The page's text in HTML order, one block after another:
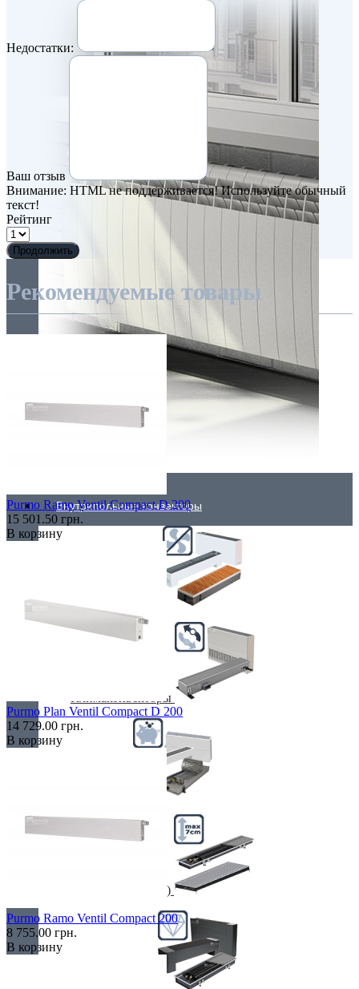
Внутрипольные конвекторы
Климаконвекторы
Низкие (до 70 мм)
Недостатки:
Ваш отзыв
Внимание: HTML не поддерживается! Используйте обычный
текст!
Рейтинг
Продолжить
Рекомендуемые товары
Purmo Ramo Ventil Compact D 200
15 501.50 грн.
В корзину
Purmo Plan Ventil Compact D 200
14 729.00 грн.
В корзину
Purmo Ramo Ventil Compact 200
8 755.00 грн.
В корзину